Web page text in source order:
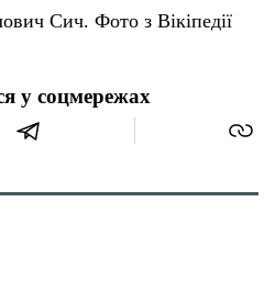
Сич. Фото з Вікіпедії
у соцмережах